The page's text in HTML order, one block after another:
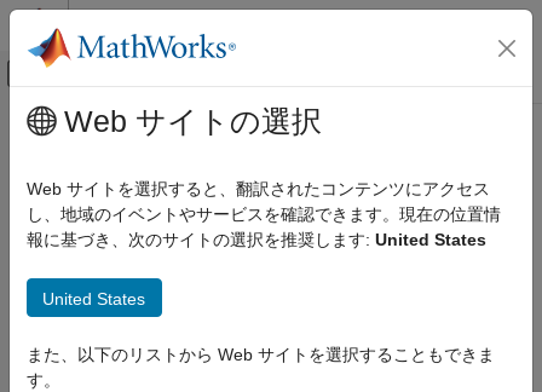
コンテンツへスキップ
オフキャンバス ナビゲーション メ
ドキュメンテーションのホーム
メインコンテンツ
Web サイトの選択
Web サイトを選択すると、翻訳されたコンテンツにアクセス
し、地域のイベントやサービスを確認できます。現在の位置情
報に基づき、次のサイトの選択を推奨します: United States
United States
また、以下のリストから Web サイトを選択することもできま
す。